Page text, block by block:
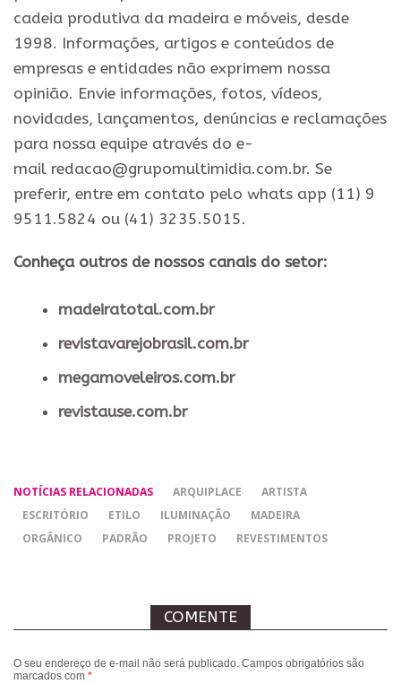
cadeia produtiva da madeira e móveis, desde
1998. Informações, artigos e conteúdos de
empresas e entidades não exprimem nossa
opinião. Envie informações, fotos, vídeos,
novidades, lançamentos, denúncias e reclamações
para nossa equipe através do e-
mail redacao@grupomultimidia.com.br. Se
preferir, entre em contato pelo whats app (11) 9
9511.5824 ou (41) 3235.5015.
Conheça outros de nossos canais do setor:
madeiratotal.com.br
revistavarejobrasil.com.br
megamoveleiros.com.br
revistause.com.br
NOTÍCIAS RELACIONADAS ARQUIPLACE
ARTISTA
ESCRITÓRIO
ETILO ILUMINAÇÃO
MADEIRA
ORGÂNICO
PADRÃO PROJETO REVESTIMENTOS
COMENTE
O seu endereço de e-mail não será publicado. Campos obrigatórios são
marcados com *